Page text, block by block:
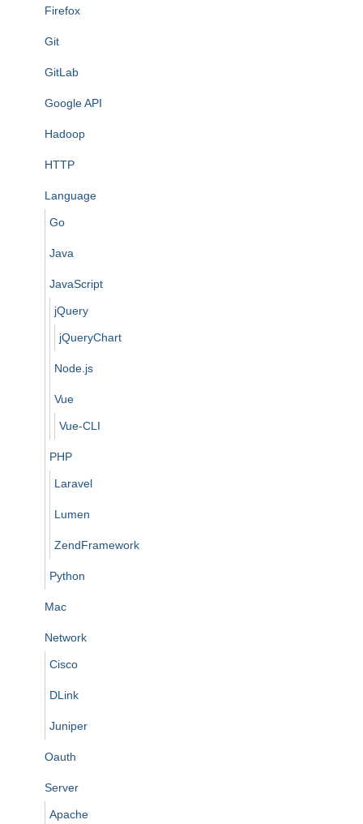
Firefox
Git
GitLab
Google API
Hadoop
HTTP
Language
Go
Java
JavaScript
jQuery
jQueryChart
Node.js
Vue
Vue-CLI
PHP
Laravel
Lumen
ZendFramework
Python
Mac
Network
Cisco
DLink
Juniper
Oauth
Server
Apache